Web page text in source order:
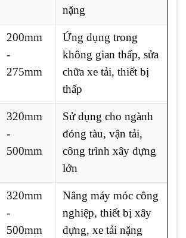
nặng
200mm
-
275mm
Ứng dụng trong
không gian thấp, sửa
chữa xe tải, thiết bị
thấp
320mm
-
500mm
Sử dụng cho ngành
đóng tàu, vận tải,
công trình xây dựng
lớn
320mm
-
500mm
Nâng máy móc công
nghiệp, thiết bị xây
dựng, xe tải nặng